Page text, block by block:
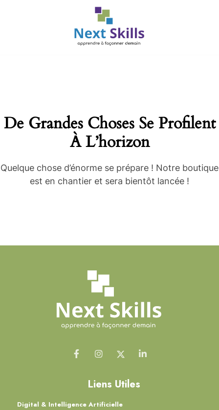
De Grandes Choses Se Profilent
À L’horizon
Quelque chose d’énorme se prépare ! Notre boutique
est en chantier et sera bientôt lancée !
Liens Utiles
Digital & Intelligence Artificielle